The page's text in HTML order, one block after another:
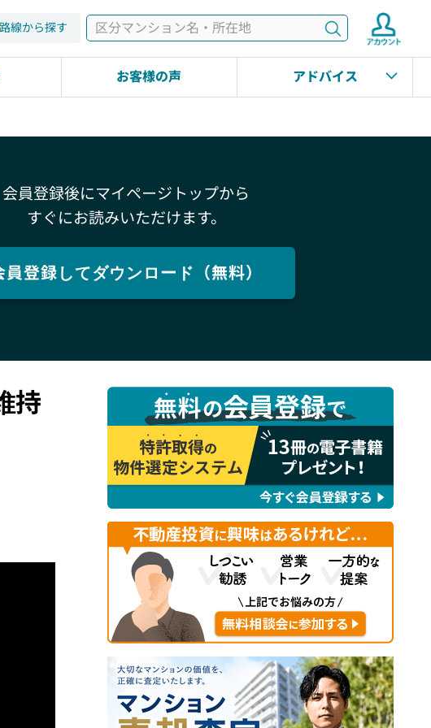
検索
路線から探す
お客様の声 アドバイス
会員登録後にマイページトップから
すぐにお読みいただけます。
員登録してダウンロード（無料）
持